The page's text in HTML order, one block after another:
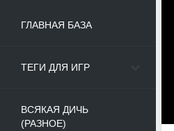
ГЛАВНАЯ БАЗА
ТЕГИ ДЛЯ ИГР
ВСЯКАЯ ДИЧЬ
(РАЗНОЕ)